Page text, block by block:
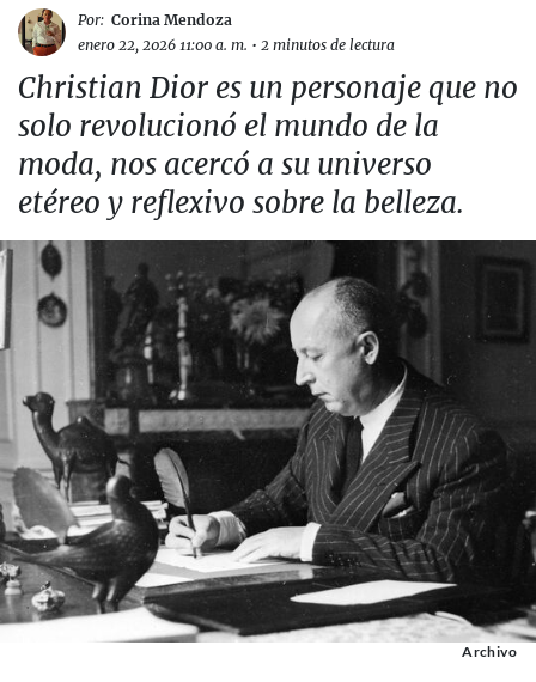
Por: Corina Mendoza
enero 22, 2026 11:00 a. m. • 2 minutos de lectura
Christian Dior es un personaje que no
solo revolucionó el mundo de la
moda, nos acercó a su universo
etéreo y reflexivo sobre la belleza.
Archivo